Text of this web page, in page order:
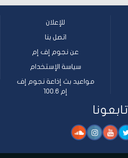
للإعلان
اتصل بنا
عن نجوم إف إم
سياسة الإستخدام
مواعيد بث إذاعة نجوم إف
إم 100.6
تابعونا